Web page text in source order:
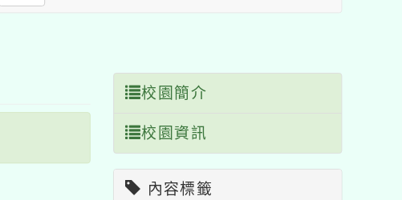
校園簡介
校園資訊
內容標籤